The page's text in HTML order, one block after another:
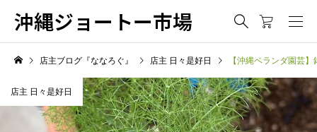
沖縄ジョートー市場
店主ブログ『ななろぐ』 店主 日々是好日 【沖縄ベランダ園芸
店主 日々是好日